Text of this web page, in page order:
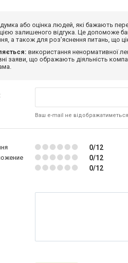
думка або оцінка людей, які бажають
залишеного відгука. Це допоможе
а також для роз'яснення питань, що
використання ненормативної
заяви, що ображають діяльність
Ваш e-mail не відображатиметься
0/12
0/12
0/12